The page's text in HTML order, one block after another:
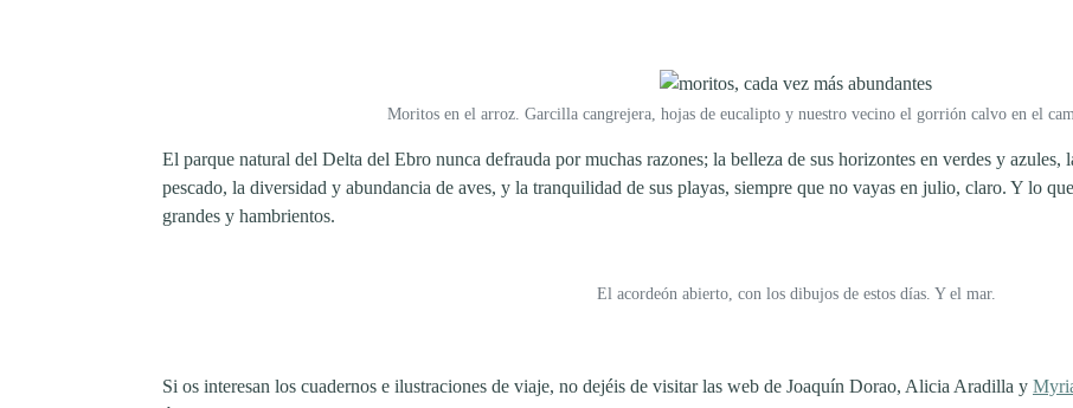
Moritos en el arroz. Garcilla cangrejera, hojas de eucalipto y nuestro vecino el gorrión calvo en el
El parque natural del Delta del Ebro nunca defrauda por muchas razones; la belleza de sus horizontes en verdes y
pescado, la diversidad y abundancia de aves, y la tranquilidad de sus playas, siempre que no vayas en julio, claro. Y lo
grandes y hambrientos.
El acordeón abierto, con los dibujos de estos días. Y el mar.
Si os interesan los cuadernos e ilustraciones de viaje, no dejéis de visitar las web de Joaquín Dorao, Alicia Aradilla y